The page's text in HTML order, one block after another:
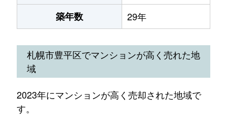
築年数 29年
札幌市豊平区でマンションが高く売れた地
域
2023年にマンションが高く売却された地域で
す。